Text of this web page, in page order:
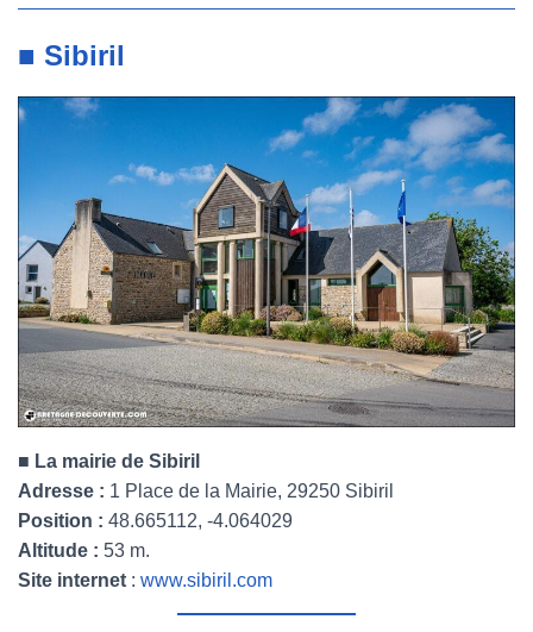
■ Sibiril
■ La mairie de Sibiril
Adresse : 1 Place de la Mairie, 29250 Sibiril
Position : 48.665112, -4.064029
Altitude : 53 m.
Site internet : www.sibiril.com